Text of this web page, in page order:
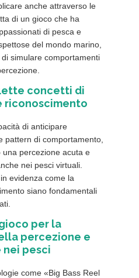
anche attraverso le
di un gioco che ha
di pesca e
del mondo marino,
simulare comportamenti
concetti di
riconoscimento
di anticipare
pattern di comportamento,
percezione acuta e
nei pesci virtuali.
evidenza come la
siano fondamentali
per la
percezione e
pesci
come «Big Bass Reel